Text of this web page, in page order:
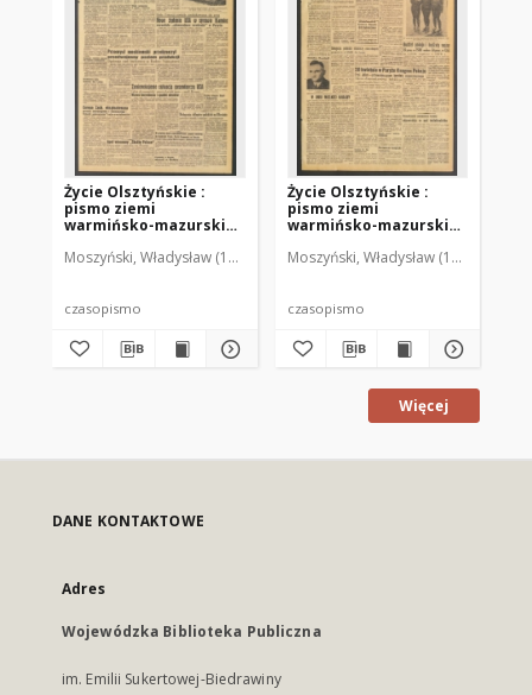
Życie Olsztyńskie :
pismo ziemi
warmińsko-mazurskiej,
Moszyński, Władysław (1922-2001). Red. Mroczkowski, Włodzimierz
czasopismo
Życie Olsztyńskie :
pismo ziemi
warmińsko-mazurskiej,
Moszyński, Władysław (1922-2001).
czasopismo
Więcej
DANE KONTAKTOWE
Adres
Wojewódzka Biblioteka Publiczna
im. Emilii Sukertowej-Biedrawiny